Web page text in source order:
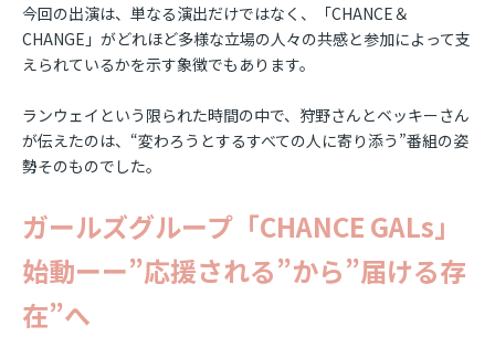
今回の出演は、単なる演出だけではなく、「CHANCE＆
CHANGE」がどれほど多様な立場の人々の共感と参加によって支
えられているかを示す象徴でもあります。
ランウェイという限られた時間の中で、狩野さんとベッキーさん
が伝えたのは、“変わろうとするすべての人に寄り添う”番組の姿
勢そのものでした。
ガールズグループ「CHANCE GALs」
始動ーー”応援される”から”届ける存
在”へ